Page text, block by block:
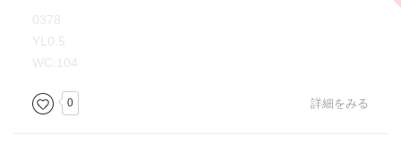
0378
YL0.5
WC:104
0 詳細をみる